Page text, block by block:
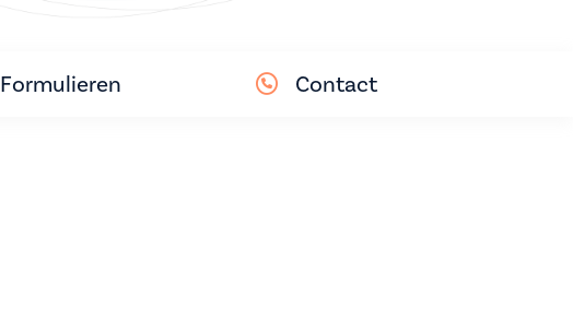
Formulieren Contact